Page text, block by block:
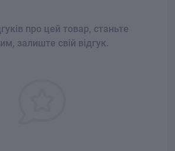
про цей товар, станьте
залиште свій відгук.